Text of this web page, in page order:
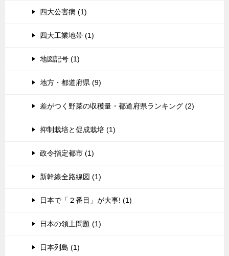
四大公害病 (1)
四大工業地帯 (1)
地図記号 (1)
地方・都道府県 (9)
差がつく野菜の収穫量・都道府県ランキング (2)
抑制栽培と促成栽培 (1)
政令指定都市 (1)
新幹線全路線図 (1)
日本で「２番目」が大事! (1)
日本の領土問題 (1)
日本列島 (1)